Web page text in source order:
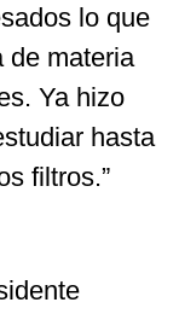
lo que
de materia
Ya hizo
hasta
filtros.”